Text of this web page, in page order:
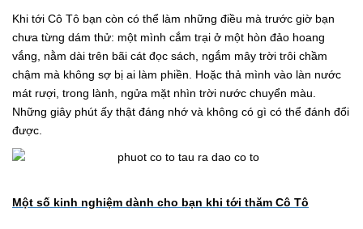
Khi tới Cô Tô bạn còn có thể làm những điều mà trước giờ bạn
chưa từng dám thử: một mình cắm trại ở một hòn đảo hoang
vắng, nằm dài trên bãi cát đọc sách, ngắm mây trời trôi chầm
chậm mà không sợ bị ai làm phiền. Hoặc thả mình vào làn nước
mát rượi, trong lành, ngửa mặt nhìn trời nước chuyển màu.
Những giây phút ấy thật đáng nhớ và không có gì có thể đánh đổi
được.
Một số kinh nghiệm dành cho bạn khi tới thăm Cô Tô